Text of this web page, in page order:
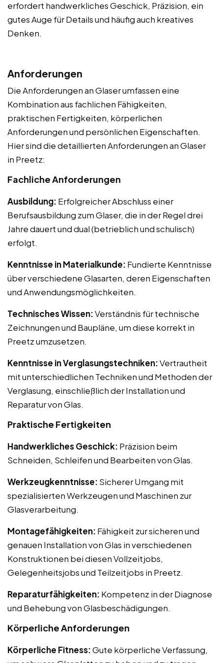
erfordert handwerkliches Geschick, Präzision, ein
gutes Auge für Details und häufig auch kreatives
Denken.
Anforderungen
Die Anforderungen an Glaser umfassen eine
Kombination aus fachlichen Fähigkeiten,
praktischen Fertigkeiten, körperlichen
Anforderungen und persönlichen Eigenschaften.
Hier sind die detaillierten Anforderungen an Glaser
in Preetz:
Fachliche Anforderungen
Ausbildung: Erfolgreicher Abschluss einer
Berufsausbildung zum Glaser, die in der Regel drei
Jahre dauert und dual (betrieblich und schulisch)
erfolgt.
Kenntnisse in Materialkunde: Fundierte Kenntnisse
über verschiedene Glasarten, deren Eigenschaften
und Anwendungsmöglichkeiten.
Technisches Wissen:Verständnis für technische
Zeichnungen und Baupläne, um diese korrekt in
Preetz umzusetzen.
Kenntnisse in Verglasungstechniken:Vertrautheit
mit unterschiedlichen Techniken und Methoden der
Verglasung, einschließlich der Installation und
Reparatur von Glas.
Praktische Fertigkeiten
Handwerkliches Geschick: Präzision beim
Schneiden, Schleifen und Bearbeiten von Glas.
Werkzeugkenntnisse: Sicherer Umgang mit
spezialisierten Werkzeugen und Maschinen zur
Glasverarbeitung.
Montagefähigkeiten: Fähigkeit zur sicheren und
genauen Installation von Glas in verschiedenen
Konstruktionen bei diesen Vollzeitjobs,
Gelegenheitsjobs und Teilzeitjobs in Preetz.
Reparaturfähigkeiten: Kompetenz in der Diagnose
und Behebung von Glasbeschädigungen.
Körperliche Anforderungen
Körperliche Fitness:Gute körperliche Verfassung,